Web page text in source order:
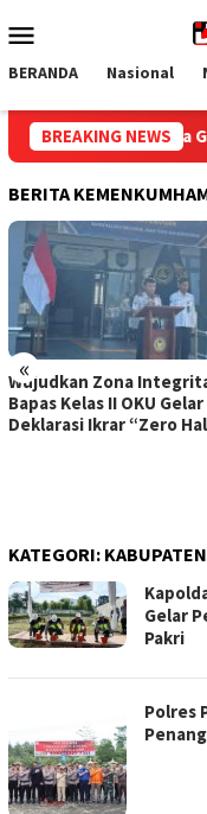
ke
Mobile
BERANDA Nasional
BREAKING NEWS
Isi Kemerdekaan
BERITA
«
Integritas,
II OKU Gelar
“Zero Halinar”
KATEGORI:
Gelar
Pakri
Polres